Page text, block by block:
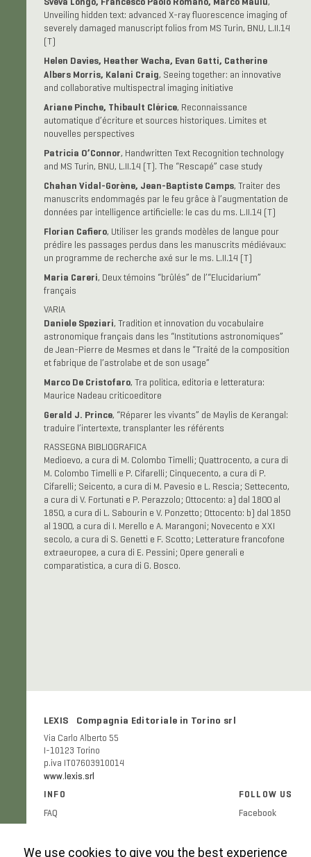
,
Unveiling hidden text: advanced X-ray fluorescence imaging of
severely damaged manuscript folios from MS Turin, BNU, L.II.14
Helen Davies, Heather Wacha, Evan Gatti, Catherine
Albers Morris, Kalani Craig, Seeing together: an innovative
and collaborative multispectral imaging initiative
Ariane Pinche, Thibault Clérice, Reconnaissance
automatique d’écriture et sources historiques. Limites et
nouvelles perspectives
Patricia O’Connor, Handwritten Text Recognition technology
and MS Turin, BNU, L.II.14 (T). The “Rescapé” case study
Chahan Vidal-Gorène, Jean-Baptiste Camps, Traiter des
manuscrits endommagés par le feu grâce à l’augmentation de
données par intelligence artificielle: le cas du ms. L.II.14 (T)
Florian Cafiero, Utiliser les grands modèles de langue pour
prédire les passages perdus dans les manuscrits médiévaux:
un programme de recherche axé sur le ms. L.II.14 (T)
Maria Careri, Deux témoins “brûlés” de l’“Elucidarium”
français
VARIA
Daniele Speziari, Tradition et innovation du vocabulaire
astronomique français dans les “Institutions astronomiques”
de Jean-Pierre de Mesmes et dans le “Traité de la composition
et fabrique de l’astrolabe et de son usage”
Marco De Cristofaro, Tra politica, editoria e letteratura:
Maurice Nadeau criticoeditore
Gerald J. Prince, “Réparer les vivants” de Maylis de Kerangal:
traduire l’intertexte, transplanter les référents
RASSEGNA BIBLIOGRAFICA
Medioevo, a cura di M. Colombo Timelli; Quattrocento, a cura di
M. Colombo Timelli e P. Cifarelli; Cinquecento, a cura di P.
Cifarelli; Seicento, a cura di M. Pavesio e L. Rescia; Settecento,
a cura di V. Fortunati e P. Perazzolo; Ottocento: a) dal 1800 al
1850, a cura di L. Sabourin e V. Ponzetto; Ottocento: b) dal 1850
al 1900, a cura di I. Merello e A. Marangoni; Novecento e XXI
secolo, a cura di S. Genetti e F. Scotto; Letterature francofone
extraeuropee, a cura di E. Pessini; Opere generali e
comparatistica, a cura di G. Bosco.
LEXIS Compagnia Editoriale in Torino srl
Via Carlo Alberto 55
I-10123 Torino
p.iva IT07603910014
www.lexis.srl
INFO
FAQ
Publication ethics
FOLLOW US
Facebook
Instagram
We use cookies to give you the best experience